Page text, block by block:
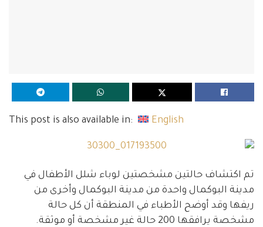
This post is also available in: English
تم اكتشاف حالتين مشخصتين لوباء شلل الأطفال في
مدينة البوكمال واحدة من مدينة البوكمال وأخرى من
ريفها وقد أوضح الأطباء في المنطقة أن كل حالة
مشخصة يرافقها 200 حالة غير مشخصة أو موثقة.